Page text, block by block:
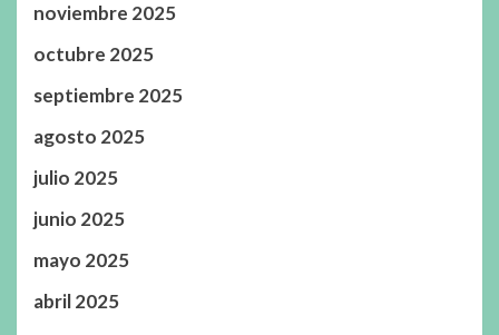
noviembre 2025
octubre 2025
septiembre 2025
agosto 2025
julio 2025
junio 2025
mayo 2025
abril 2025